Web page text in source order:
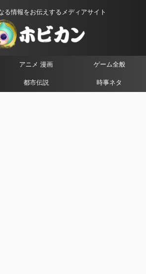
る情報をお伝えするメディアサイト
アニメ 漫画 ゲーム全般
都市伝説 時事ネタ